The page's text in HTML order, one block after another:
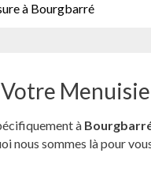
à Bourgbarré
à
nous sommes là pour